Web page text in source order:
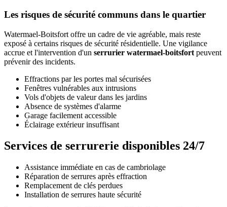
Les risques de sécurité communs dans le quartier
Watermael-Boitsfort offre un cadre de vie agréable, mais reste
exposé à certains risques de sécurité résidentielle. Une vigilance
accrue et l'intervention d'un serrurier watermael-boitsfort peuvent
prévenir des incidents.
Effractions par les portes mal sécurisées
Fenêtres vulnérables aux intrusions
Vols d'objets de valeur dans les jardins
Absence de systèmes d'alarme
Garage facilement accessible
Éclairage extérieur insuffisant
Services de serrurerie disponibles 24/7
Assistance immédiate en cas de cambriolage
Réparation de serrures après effraction
Remplacement de clés perdues
Installation de serrures haute sécurité